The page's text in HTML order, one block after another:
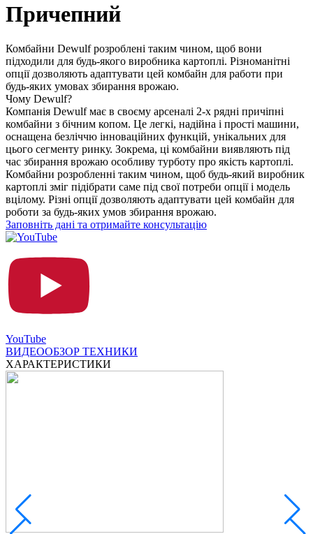
Причепний
Комбайни Dewulf розроблені таким чином, щоб вони
підходили для будь-якого виробника картоплі. Різноманітні
опції дозволяють адаптувати цей комбайн для работи при
будь-яких умовах збирання врожаю.
Чому Dewulf?
Компанія Dewulf має в своєму арсеналі 2-х рядні причіпні
комбайни з бічним копом. Це легкі, надійна і прості машини,
оснащена безліччю інноваційних функцій, унікальних для
цього сегменту ринку. Зокрема, ці комбайни виявляють під
час збирання врожаю особливу турботу про якість картоплі.
Комбайни розробленні таким чином, щоб будь-який виробник
картоплі зміг підібрати саме під свої потреби опції і модель
вцілому. Різні опції дозволяють адаптувати цей комбайн для
роботи за будь-яких умов збирання врожаю.
Заповніть дані та отримайте консультацію
YouTube
ВИДЕООБЗОР ТЕХНИКИ
ХАРАКТЕРИСТИКИ